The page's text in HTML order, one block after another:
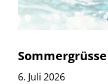
Sommergrüsse
6. Juli 2026